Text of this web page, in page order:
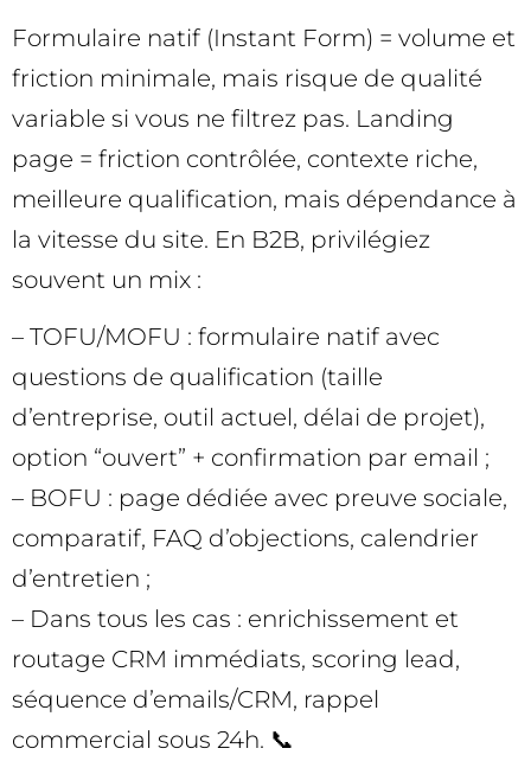
Formulaire natif (Instant Form) = volume et
friction minimale, mais risque de qualité
variable si vous ne filtrez pas. Landing
page = friction contrôlée, contexte riche,
meilleure qualification, mais dépendance à
la vitesse du site. En B2B, privilégiez
souvent un mix :
– TOFU/MOFU : formulaire natif avec
questions de qualification (taille
d’entreprise, outil actuel, délai de projet),
option “ouvert” + confirmation par email ;
– BOFU : page dédiée avec preuve sociale,
comparatif, FAQ d’objections, calendrier
d’entretien ;
– Dans tous les cas : enrichissement et
routage CRM immédiats, scoring lead,
séquence d’emails/CRM, rappel
commercial sous 24h. 📞